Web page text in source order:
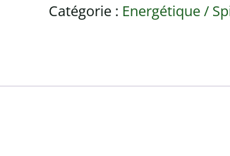
Catégorie : Energétique /